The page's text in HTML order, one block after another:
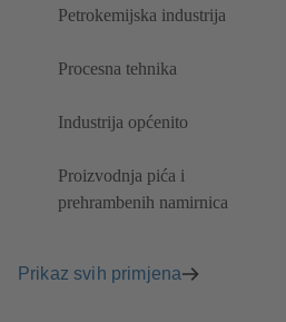
Petrokemijska industrija
Procesna tehnika
Industrija općenito
Proizvodnja pića i
prehrambenih namirnica
Prikaz svih primjena